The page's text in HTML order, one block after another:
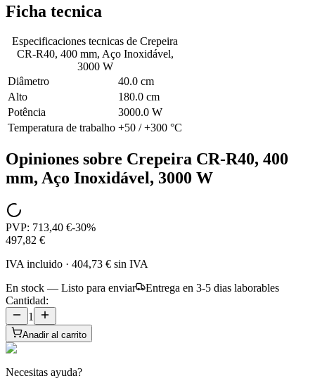
Ficha tecnica
Especificaciones tecnicas de Crepeira
CR-R40, 400 mm, Aço Inoxidável,
3000 W
Diâmetro
40.0 cm
Alto
180.0 cm
Potência
3000.0 W
Temperatura de trabalho +50 / +300 °C
Opiniones sobre Crepeira CR-R40, 400
mm, Aço Inoxidável, 3000 W
PVP: 713,40 €-30%
497,82 €
IVA incluido · 404,73 € sin IVA
En stock — Listo para enviar
Entrega en 3-5 dias laborables
Cantidad:
1
Anadir al carrito
Necesitas ayuda?